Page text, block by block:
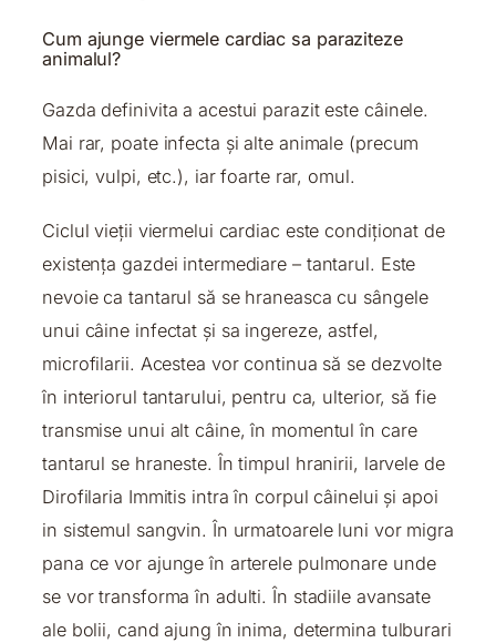
Cum ajunge viermele cardiac sa paraziteze
animalul?
Gazda definivita a acestui parazit este câinele.
Mai rar, poate infecta și alte animale (precum
pisici, vulpi, etc.), iar foarte rar, omul.
Ciclul vieții viermelui cardiac este condiționat de
existența gazdei intermediare – tantarul. Este
nevoie ca tantarul să se hraneasca cu sângele
unui câine infectat și sa ingereze, astfel,
microfilarii. Acestea vor continua să se dezvolte
în interiorul tantarului, pentru ca, ulterior, să fie
transmise unui alt câine, în momentul în care
tantarul se hraneste. În timpul hranirii, larvele de
Dirofilaria Immitis intra în corpul câinelui și apoi
in sistemul sangvin. În urmatoarele luni vor migra
pana ce vor ajunge în arterele pulmonare unde
se vor transforma în adulti. În stadiile avansate
ale bolii, cand ajung în inima, determina tulburari